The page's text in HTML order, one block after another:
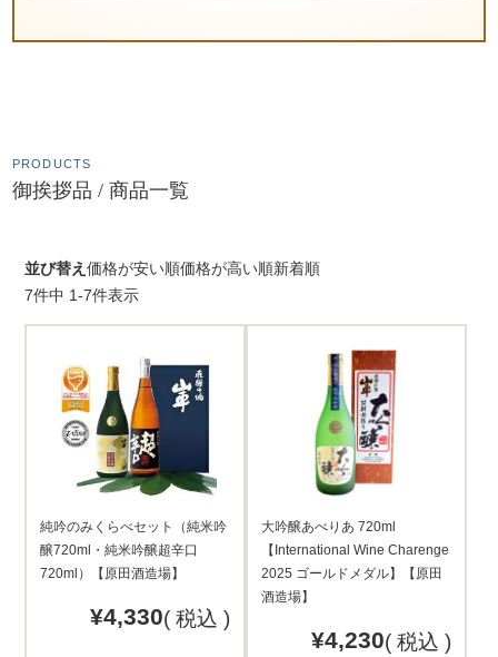
PRODUCTS
御挨拶品 / 商品一覧
並び替え 価格が安い順価格が高い順新着順
7件中 1-7件表示
純吟のみくらべセット（純米吟
醸720ml・純米吟醸超辛口
720ml）【原田酒造場】
¥4,330 税込
大吟醸あべりあ 720ml
【International Wine Charenge
2025 ゴールドメダル】【原田
酒造場】
¥4,230 税込